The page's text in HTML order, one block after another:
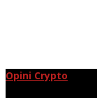
Opini Crypto